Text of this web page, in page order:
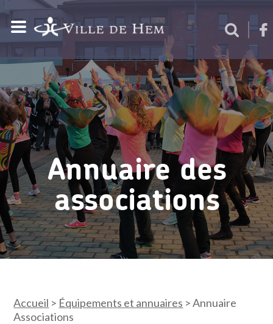
Annuaire des
associations
Accueil > Équipements et annuaires >Annuaire
Associations